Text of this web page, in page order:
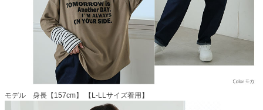
モデル 身長【157cm】 【L-LLサイズ着用】